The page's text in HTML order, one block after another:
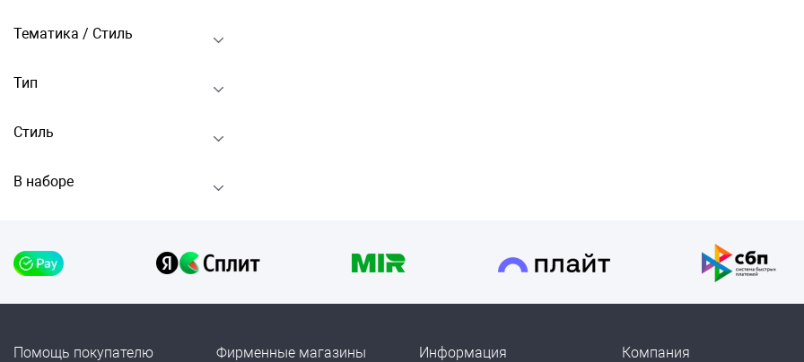
Тематика / Стиль
Тип
Стиль
В наборе
Помощь покупателю Фирменные магазины Информация Компания